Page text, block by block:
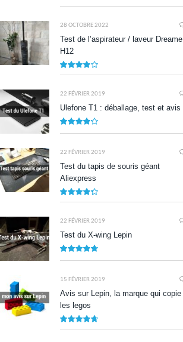
28 OCTOBRE 2022
Test de l’aspirateur / laveur Dreame
H12
22 FÉVRIER 2019
Ulefone T1 : déballage, test et avis
22 FÉVRIER 2019
Test du tapis de souris géant
Aliexpress
22 FÉVRIER 2019
Test du X-wing Lepin
15 FÉVRIER 2019
Avis sur Lepin, la marque qui copie
les legos